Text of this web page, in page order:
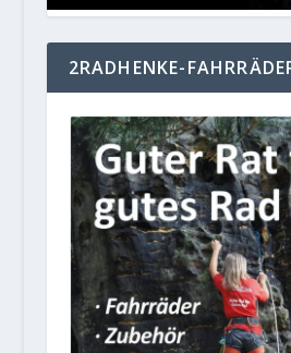
2RADHENKE-